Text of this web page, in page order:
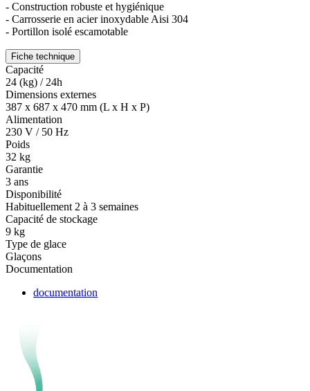
- Construction robuste et hygiénique
- Carrosserie en acier inoxydable Aisi 304
- Portillon isolé escamotable
Fiche technique
Capacité
24 (kg) / 24h
Dimensions externes
387 x 687 x 470 mm (L x H x P)
Alimentation
230 V / 50 Hz
Poids
32 kg
Garantie
3 ans
Disponibilité
Habituellement 2 à 3 semaines
Capacité de stockage
9 kg
Type de glace
Glaçons
Documentation
documentation